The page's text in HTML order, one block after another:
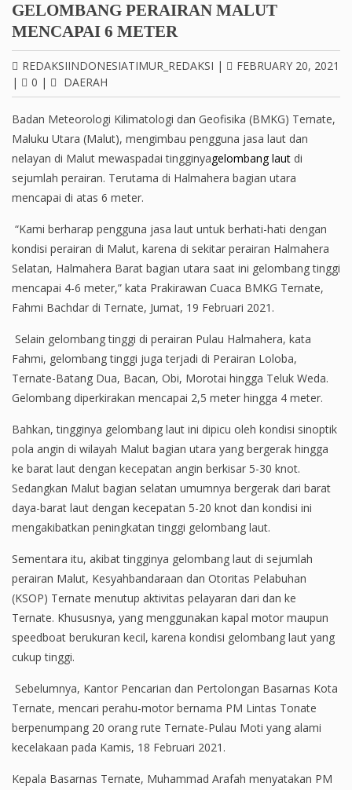
GELOMBANG PERAIRAN MALUT
MENCAPAI 6 METER
REDAKSIINDONESIATIMUR_REDAKSI |
FEBRUARY 20, 2021
|
0 | DAERAH
Badan Meteorologi Kilimatologi dan Geofisika (BMKG) Ternate,
Maluku Utara (Malut), mengimbau pengguna jasa laut dan
nelayan di Malut mewaspadai tingginyagelombang laut di
sejumlah perairan. Terutama di Halmahera bagian utara
mencapai di atas 6 meter.
“Kami berharap pengguna jasa laut untuk berhati-hati dengan
kondisi perairan di Malut, karena di sekitar perairan Halmahera
Selatan, Halmahera Barat bagian utara saat ini gelombang tinggi
mencapai 4-6 meter,” kata Prakirawan Cuaca BMKG Ternate,
Fahmi Bachdar di Ternate, Jumat, 19 Februari 2021.
Selain gelombang tinggi di perairan Pulau Halmahera, kata
Fahmi, gelombang tinggi juga terjadi di Perairan Loloba,
Ternate-Batang Dua, Bacan, Obi, Morotai hingga Teluk Weda.
Gelombang diperkirakan mencapai 2,5 meter hingga 4 meter.
Bahkan, tingginya gelombang laut ini dipicu oleh kondisi sinoptik
pola angin di wilayah Malut bagian utara yang bergerak hingga
ke barat laut dengan kecepatan angin berkisar 5-30 knot.
Sedangkan Malut bagian selatan umumnya bergerak dari barat
daya-barat laut dengan kecepatan 5-20 knot dan kondisi ini
mengakibatkan peningkatan tinggi gelombang laut.
Sementara itu, akibat tingginya gelombang laut di sejumlah
perairan Malut, Kesyahbandaraan dan Otoritas Pelabuhan
(KSOP) Ternate menutup aktivitas pelayaran dari dan ke
Ternate. Khususnya, yang menggunakan kapal motor maupun
speedboat berukuran kecil, karena kondisi gelombang laut yang
cukup tinggi.
Sebelumnya, Kantor Pencarian dan Pertolongan Basarnas Kota
Ternate, mencari perahu-motor bernama PM Lintas Tonate
berpenumpang 20 orang rute Ternate-Pulau Moti yang alami
kecelakaan pada Kamis, 18 Februari 2021.
Kepala Basarnas Ternate, Muhammad Arafah menyatakan PM